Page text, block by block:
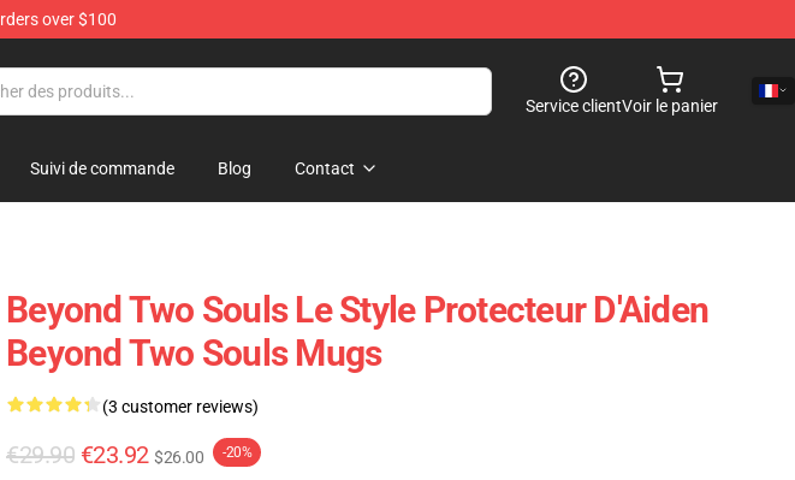
over $100
Service clientVoir le panier
Suivi de commande Blog Contact
Beyond Two Souls Le Style Protecteur D'Aiden
Beyond Two Souls Mugs
(3 customer reviews)
€29.90 €23.92 $26.00 -20%